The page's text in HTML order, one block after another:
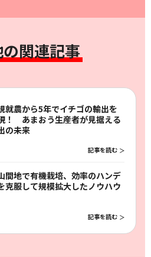
関連記事
就農から5年でイチゴの輸出を
！ あまおう生産者が見据える
の未来
記事を読む
間地で有機栽培、効率のハンデ
克服して規模拡大したノウハウ
記事を読む